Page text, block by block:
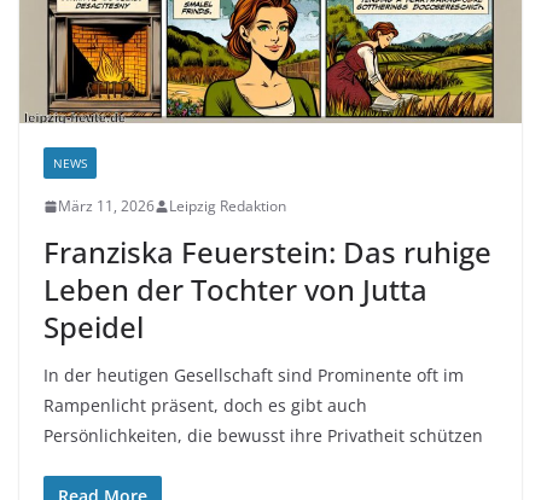
NEWS
März 11, 2026 Leipzig Redaktion
Franziska Feuerstein: Das ruhige
Leben der Tochter von Jutta
Speidel
In der heutigen Gesellschaft sind Prominente oft im
Rampenlicht präsent, doch es gibt auch
Persönlichkeiten, die bewusst ihre Privatheit schützen